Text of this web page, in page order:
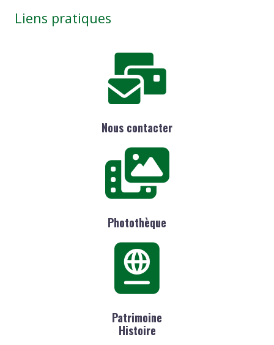
Liens pratiques
Nous contacter
Photothèque
Patrimoine
Histoire